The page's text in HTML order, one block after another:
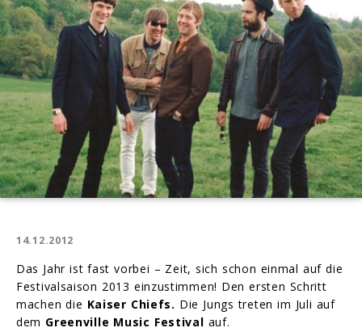
14.12.2012
Das Jahr ist fast vorbei – Zeit, sich schon einmal auf die
Festivalsaison 2013 einzustimmen! Den ersten Schritt
machen die Kaiser Chiefs. Die Jungs treten im Juli auf
dem Greenville Music Festival auf.